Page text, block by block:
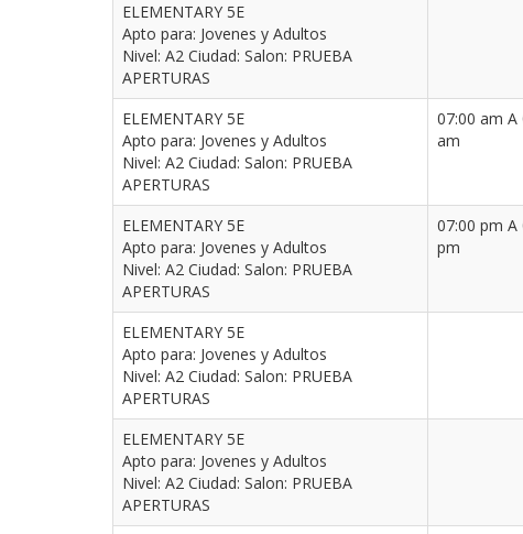
ELEMENTARY 5E
Apto para: Jovenes y Adultos
Nivel: A2 Ciudad: Salon: PRUEBA
APERTURAS
ELEMENTARY 5E
Apto para: Jovenes y Adultos
Nivel: A2 Ciudad: Salon: PRUEBA
APERTURAS
07:00 am A
am
ELEMENTARY 5E
Apto para: Jovenes y Adultos
Nivel: A2 Ciudad: Salon: PRUEBA
APERTURAS
07:00 pm A
pm
ELEMENTARY 5E
Apto para: Jovenes y Adultos
Nivel: A2 Ciudad: Salon: PRUEBA
APERTURAS
ELEMENTARY 5E
Apto para: Jovenes y Adultos
Nivel: A2 Ciudad: Salon: PRUEBA
APERTURAS